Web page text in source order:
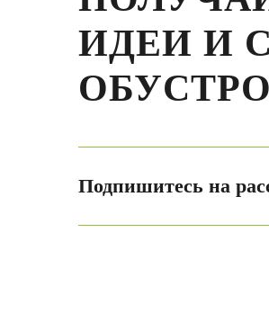
ИДЕИ И
Подпишитесь на